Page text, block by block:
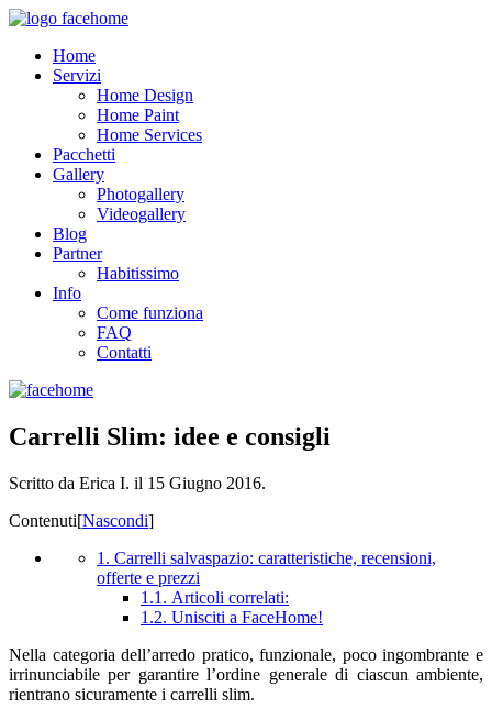
Home
Servizi
Home Design
Home Paint
Home Services
Pacchetti
Gallery
Photogallery
Videogallery
Blog
Partner
Habitissimo
Info
Come funziona
FAQ
Contatti
Carrelli Slim: idee e consigli
Scritto da Erica I. il 15 Giugno 2016.
Contenuti[Nascondi]
1. Carrelli salvaspazio: caratteristiche, recensioni,
offerte e prezzi
1.1. Articoli correlati:
1.2. Unisciti a FaceHome!
Nella categoria dell’arredo pratico, funzionale, poco ingombrante e
irrinunciabile per garantire l’ordine generale di ciascun ambiente,
rientrano sicuramente i carrelli slim.